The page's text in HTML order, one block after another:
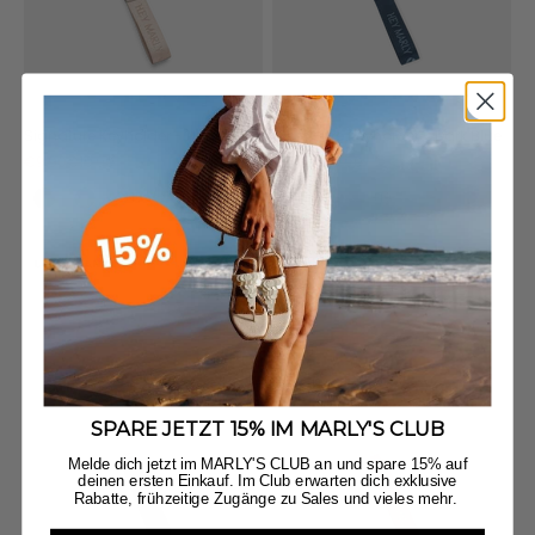
Signature Keyholder - Nude
Blue
+10
Signature Keyholder - Dark Blue
Angebot
€9,90Regulärer Preis
€19,90
Black
LAST CHANCE LAST CHANCE
SPARE JETZT 15% IM MARLY'S CLUB
Melde dich jetzt im MARLY'S CLUB an und spare 15% auf
deinen ersten Einkauf. Im Club erwarten dich exklusive
Rabatte, frühzeitige Zugänge zu Sales und vieles mehr.